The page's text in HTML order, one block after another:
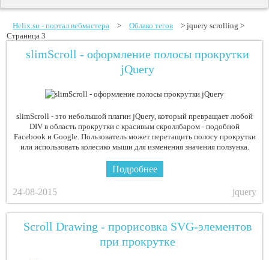
Helix.su - портал вебмастера > Облако тегов
> jquery scrolling >
Страница 3
slimScroll - оформление полосы прокрутки
jQuery
slimScroll - это небольшой плагин jQuery, который превращает любой
DIV в область прокрутки с красивым скроллбаром - подобной
Facebook и Google. Пользователь может перетащить полосу прокрутки
или использовать колесико мыши для изменения значения ползунка.
Подробнее
24-08-2015 jquery
Scroll Drawing - прорисовка SVG-элементов
при прокрутке